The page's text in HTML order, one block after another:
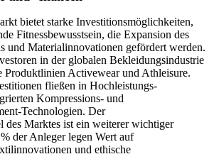
bietet starke Investitionsmöglichkeiten,
Fitnessbewusstsein, die Expansion des
und Materialinnovationen gefördert werden.
in der globalen Bekleidungsindustrie
Produktlinien Activewear und Athleisure.
fließen in Hochleistungs-
Kompressions- und
Technologien. Der
des Marktes ist ein weiterer wichtiger
der Anleger legen Wert auf
und ethische